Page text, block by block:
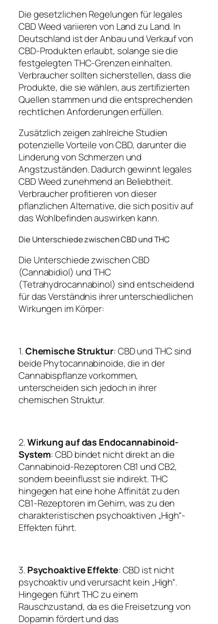
Die gesetzlichen Regelungen für legales
CBD Weed variieren von Land zu Land. In
Deutschland ist der Anbau und Verkauf von
CBD-Produkten erlaubt, solange sie die
festgelegten THC-Grenzen einhalten.
Verbraucher sollten sicherstellen, dass die
Produkte, die sie wählen, aus zertifizierten
Quellen stammen und die entsprechenden
rechtlichen Anforderungen erfüllen.
Zusätzlich zeigen zahlreiche Studien
potenzielle Vorteile von CBD, darunter die
Linderung von Schmerzen und
Angstzuständen. Dadurch gewinnt legales
CBD Weed zunehmend an Beliebtheit.
Verbraucher profitieren von dieser
pflanzlichen Alternative, die sich positiv auf
das Wohlbefinden auswirken kann.
Die Unterschiede zwischen CBD und THC
Die Unterschiede zwischen CBD
(Cannabidiol) und THC
(Tetrahydrocannabinol) sind entscheidend
für das Verständnis ihrer unterschiedlichen
Wirkungen im Körper:
1.Chemische Struktur: CBD und THC sind
beide Phytocannabinoide, die in der
Cannabispflanze vorkommen,
unterscheiden sich jedoch in ihrer
chemischen Struktur.
2.Wirkung auf das Endocannabinoid-
System: CBD bindet nicht direkt an die
Cannabinoid-Rezeptoren CB1 und CB2,
sondern beeinflusst sie indirekt. THC
hingegen hat eine hohe Affinität zu den
CB1-Rezeptoren im Gehirn, was zu den
charakteristischen psychoaktiven „High“-
Effekten führt.
3. Psychoaktive Effekte: CBD ist nicht
psychoaktiv und verursacht kein „High“.
Hingegen führt THC zu einem
Rauschzustand, da es die Freisetzung von
Dopamin fördert und das